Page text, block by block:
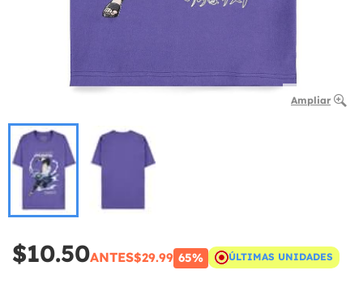
Ampliar
$10.50ANTES$29.99 65% ÚLTIMAS UNIDADES